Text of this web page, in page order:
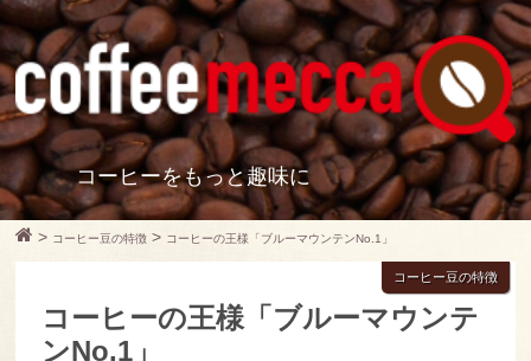
コーヒーをもっと趣味に
> コーヒー豆の特徴 > コーヒーの王様「ブルーマウンテンNo.1」
コーヒーの王様「ブルーマウンテ
ンNo.1」
コーヒー豆の特徴